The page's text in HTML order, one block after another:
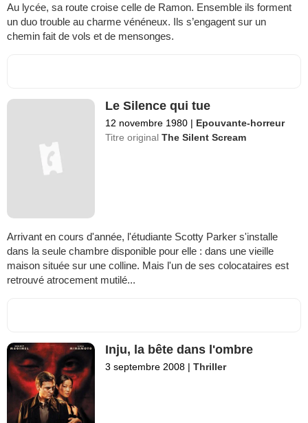
Au lycée, sa route croise celle de Ramon. Ensemble ils forment
un duo trouble au charme vénéneux. Ils s’engagent sur un
chemin fait de vols et de mensonges.
Le Silence qui tue
12 novembre 1980 | Epouvante-horreur
Titre originalThe Silent Scream
Arrivant en cours d'année, l'étudiante Scotty Parker s'installe
dans la seule chambre disponible pour elle : dans une vieille
maison située sur une colline. Mais l'un de ses colocataires est
retrouvé atrocement mutilé...
Inju, la bête dans l'ombre
3 septembre 2008 | Thriller